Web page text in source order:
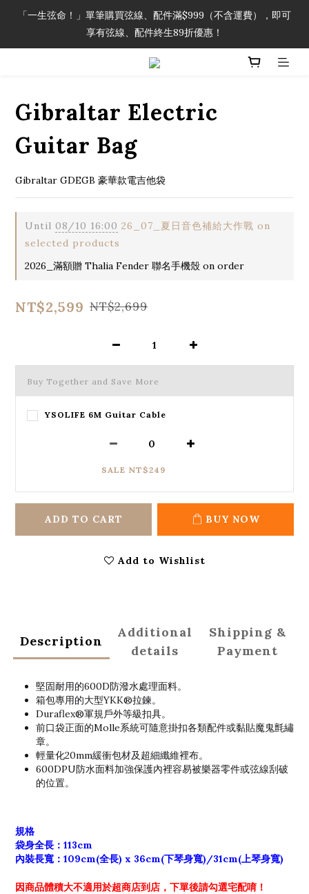
「一生弦命！」單筆購買弦線、配件滿$999（不含運費），即可
享有弦線、配件終生89折優惠！
「一生弦命！」單筆購買弦線、配件滿$999（不含運費），即可
享有弦線、配件終生89折優惠！
加入會員即領2000元購物金。 加入購物車查看更多折扣！
「一生弦命！」單筆購買弦線、配件滿$999（不含運費），即可
Gibraltar Electric
Guitar Bag
Gibraltar GDEGB 豪華款電吉他袋
Until 08/10 16:00 26_07_夏日音色補給大作戰 on
selected products
2026_滿額贈 Thalia Fender 聯名手機殼 on order
NT$2,599 NT$2,699
Buy Together and Save More
YSOLIFE 6M Guitar Cable
SALE NT$249
ADD TO CART BUY NOW
Add to Wishlist
Description
Additional
details
Shipping &
Payment
堅固耐用的600D防潑水處理面料。
箱包專用的大型YKK®拉鍊。
Duraflex®軍規戶外等級扣具。
前口袋正面的Molle系統可隨意掛扣各類配件或黏貼魔鬼氈繡
章。
輕量化20mm緩衝包材及超細纖維裡布。
600DPU防水面料加強保護內裡容易被樂器零件或弦線刮破
的位置。
規格
袋身全長：113cm
內裝長寬：109cm(全長) x 36cm(下琴身寬)/31cm(上琴身寬)
因商品體積大不適用於超商店到店， 下單後請勾選宅配唷！